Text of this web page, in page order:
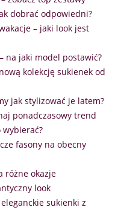
dobrać odpowiedni?
– jaki look jest
na jaki model postawić?
kolekcję sukienek od
jak stylizować je latem?
ponadczasowy trend
wybierać?
fasony na obecny
różne okazje
look
sukienki z